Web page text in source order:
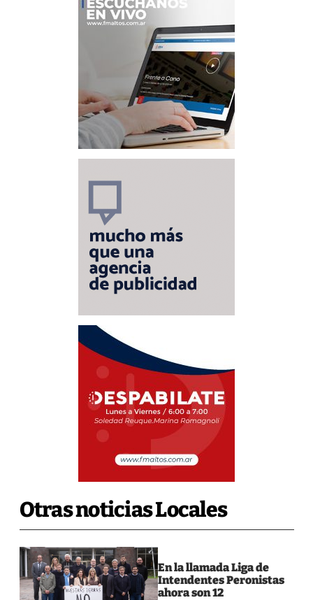
Otras noticias Locales
En la llamada Liga de
Intendentes Peronistas
ahora son 12